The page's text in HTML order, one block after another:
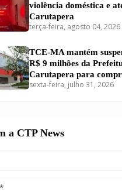
violência doméstica e
Carutapera
terça-feira, agosto 04, 2026
TCE-MA mantém
R$ 9 milhões da
Carutapera para
educacionais
sexta-feira, julho 31, 2026
a CTP News